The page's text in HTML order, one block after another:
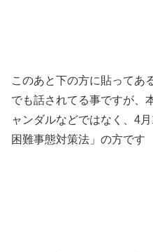
このあと下の方に貼ってあ
でも話されてる事ですが、
ャンダルなどではなく、4
困難事態対策法」の方です